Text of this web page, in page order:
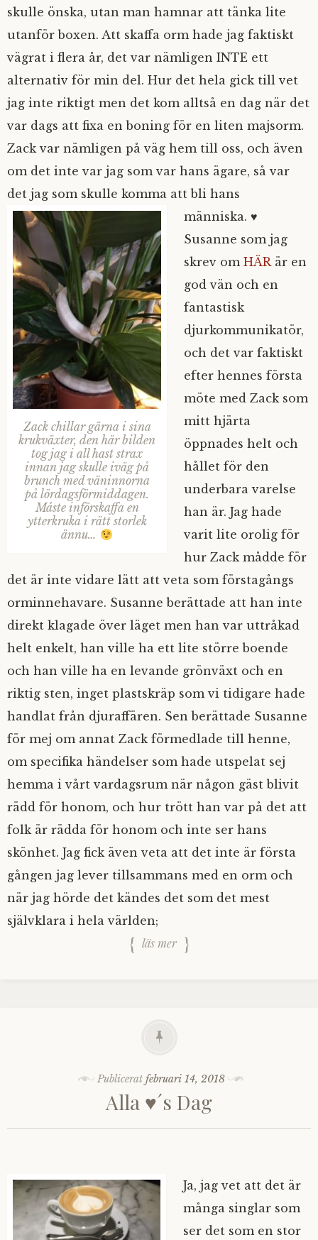
skulle önska, utan man hamnar att tänka lite
utanför boxen. Att skaffa orm hade jag faktiskt
vägrat i flera år, det var nämligen INTE ett
alternativ för min del. Hur det hela gick till vet
jag inte riktigt men det kom alltså en dag när det
var dags att fixa en boning för en liten majsorm.
Zack var nämligen på väg hem till oss, och även
om det inte var jag som var hans ägare, så var
det jag som skulle komma att bli hans
människa. ♥
Zack chillar gärna i sina
krukväxter, den här bilden
tog jag i all hast strax
innan jag skulle iväg på
brunch med väninnorna
på lördagsförmiddagen.
Måste införskaffa en
ytterkruka i rätt storlek
ännu…
Susanne som jag
skrev om HÄRär en
god vän och en
fantastisk
djurkommunikatör,
och det var faktiskt
efter hennes första
möte med Zack som
mitt hjärta
öppnades helt och
hållet för den
underbara varelse
han är. Jag hade
varit lite orolig för
hur Zack mådde för
det är inte vidare lätt att veta som förstagångs
orminnehavare. Susanne berättade att han inte
direkt klagade över läget men han var uttråkad
helt enkelt, han ville ha ett lite större boende
och han ville ha en levande grönväxt och en
riktig sten, inget plastskräp som vi tidigare hade
handlat från djuraffären. Sen berättade Susanne
för mej om annat Zack förmedlade till henne,
om specifika händelser som hade utspelat sej
hemma i vårt vardagsrum när någon gäst blivit
rädd för honom, och hur trött han var på det att
folk är rädda för honom och inte ser hans
skönhet. Jag fick även veta att det inte är första
gången jag lever tillsammans med en orm och
när jag hörde det kändes det som det mest
självklara i hela världen;
läs mer
Publiceratfebruari 14, 2018
Alla ♥´s Dag
Ja, jag vet att det är
många singlar som
ser det som en stor